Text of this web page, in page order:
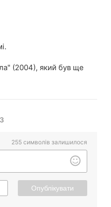
(2004), який був ще
3
255 символів залишилося
Опублікувати